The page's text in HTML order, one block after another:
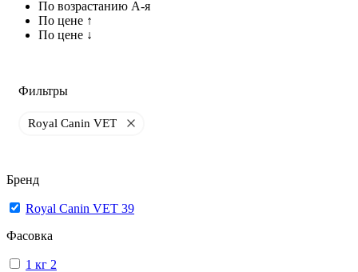
По возрастанию А-я
По цене ↑
По цене ↓
Фильтры
Royal Canin VET
Бренд
Royal Canin VET 39
Фасовка
1 кг 2